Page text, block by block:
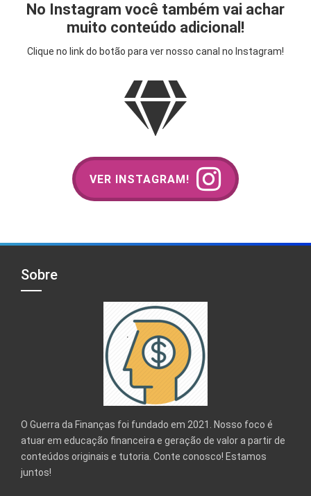
No Instagram você também vai achar
muito conteúdo adicional!
Clique no link do botão para ver nosso canal no Instagram!
VER INSTAGRAM!
Sobre
O Guerra da Finanças foi fundado em 2021. Nosso foco é
atuar em educação financeira e geração de valor a partir de
conteúdos originais e tutoria. Conte conosco! Estamos
juntos!